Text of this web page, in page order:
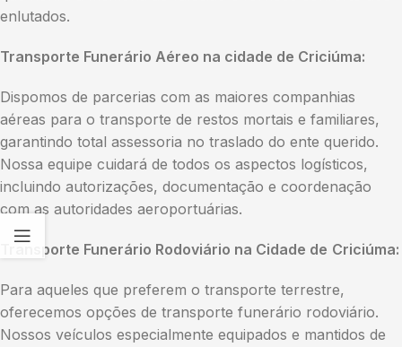
enlutados.
Transporte Funerário Aéreo na cidade de Criciúma:
Dispomos de parcerias com as maiores companhias
aéreas para o transporte de restos mortais e familiares,
garantindo total assessoria no traslado do ente querido.
Nossa equipe cuidará de todos os aspectos logísticos,
incluindo autorizações, documentação e coordenação
com as autoridades aeroportuárias.
Transporte Funerário Rodoviário na Cidade de Criciúma:
Para aqueles que preferem o transporte terrestre,
oferecemos opções de transporte funerário rodoviário.
Nossos veículos especialmente equipados e mantidos de